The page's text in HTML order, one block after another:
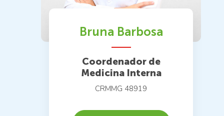
Bruna Barbosa
Coordenador de
Medicina Interna
CRMMG 48919